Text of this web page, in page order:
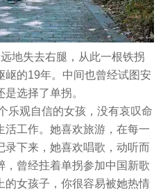
地失去右腿，从此一根铁拐
岖的19年。中间也曾经试图安
选择了单拐。
乐观自信的女孩，没有哀叹命
活工作。她喜欢旅游，在每一
录下来，她喜欢唱歌，动听而
，曾经拄着单拐参加中国新歌
的女孩子，你很容易被她热情